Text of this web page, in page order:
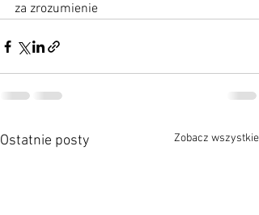
za zrozumienie
Ostatnie posty Zobacz wszystkie